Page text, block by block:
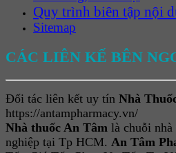
Quy trình biên tập nội
Sitemap
CÁC LIÊN KẾ BÊN
Đối tác liên kết uy tín Nhà
https://antampharmacy.vn/
Nhà thuốc An Tâm là chuỗi
nghiệp tại Tp HCM. An Tâm